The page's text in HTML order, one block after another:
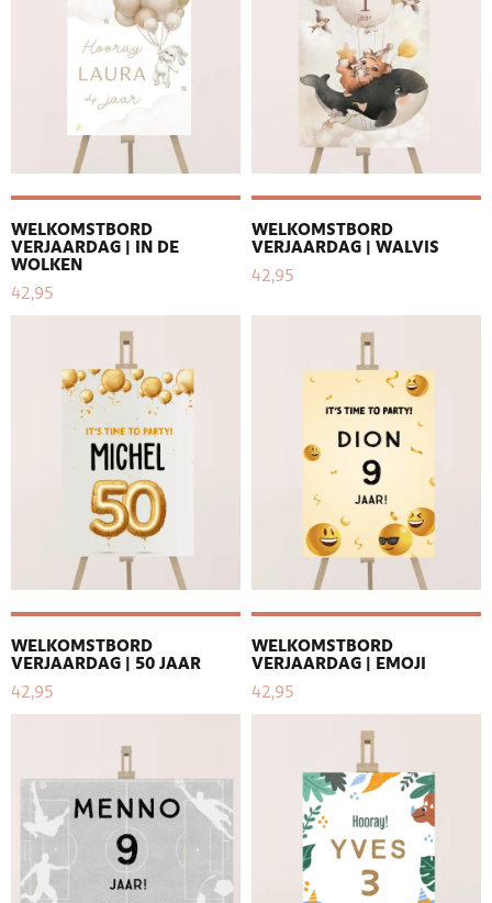
WELKOMSTBORD
VERJAARDAG | IN DE
WOLKEN
42,95
WELKOMSTBORD
VERJAARDAG | WALVIS
42,95
WELKOMSTBORD
VERJAARDAG | 50 JAAR
42,95
WELKOMSTBORD
VERJAARDAG | EMOJI
42,95